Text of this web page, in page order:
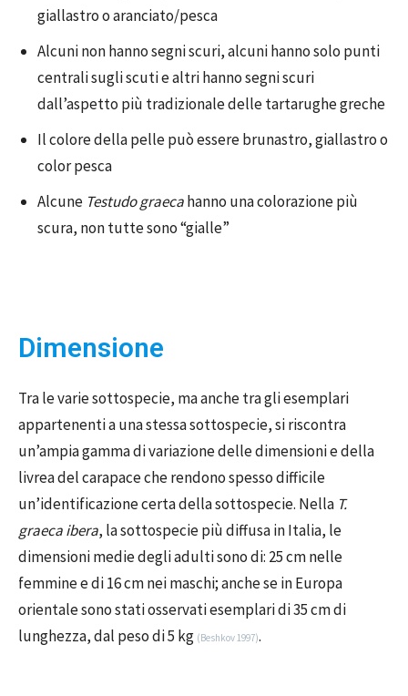
giallastro o aranciato/pesca
Alcuni non hanno segni scuri, alcuni hanno solo punti
centrali sugli scuti e altri hanno segni scuri
dall’aspetto più tradizionale delle tartarughe greche
Il colore della pelle può essere brunastro, giallastro o
color pesca
Alcune Testudo graecahanno una colorazione più
scura, non tutte sono “gialle”
Dimensione
Tra le varie sottospecie, ma anche tra gli esemplari
appartenenti a una stessa sottospecie, si riscontra
un’ampia gamma di variazione delle dimensioni e della
livrea del carapace che rendono spesso difficile
un’identificazione certa della sottospecie. Nella T.
graeca ibera, la sottospecie più diffusa in Italia, le
dimensioni medie degli adulti sono di: 25 cm nelle
femmine e di 16 cm nei maschi; anche se in Europa
orientale sono stati osservati esemplari di 35 cm di
lunghezza, dal peso di 5 kg (Beshkov 1997).